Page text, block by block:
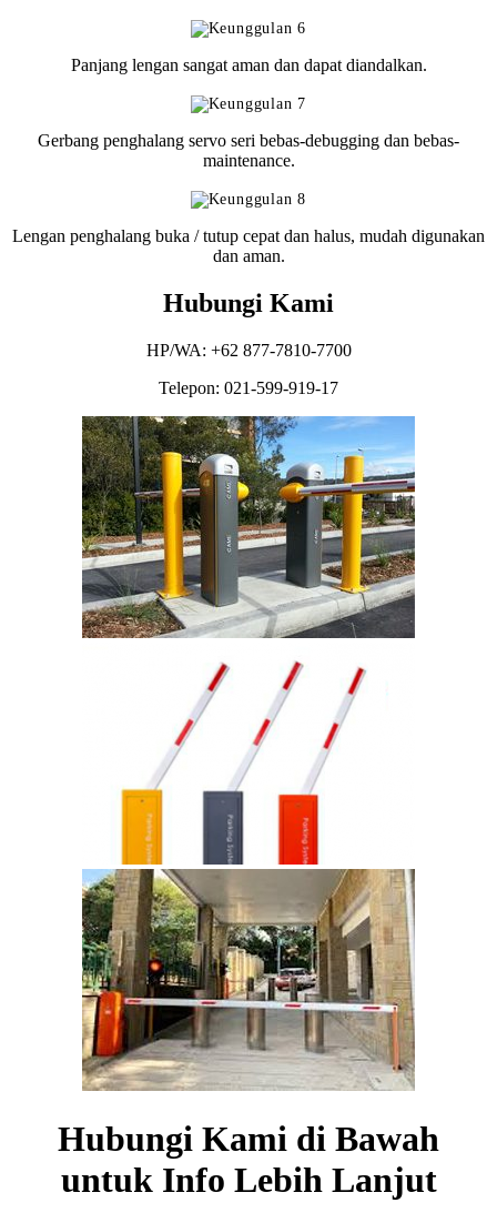
Panjang lengan sangat aman dan dapat diandalkan.
Gerbang penghalang servo seri bebas-debugging dan bebas-
maintenance.
Lengan penghalang buka / tutup cepat dan halus, mudah digunakan
dan aman.
Hubungi Kami
HP/WA: +62 877-7810-7700
Telepon: 021-599-919-17
Hubungi Kami di Bawah
untuk Info Lebih Lanjut